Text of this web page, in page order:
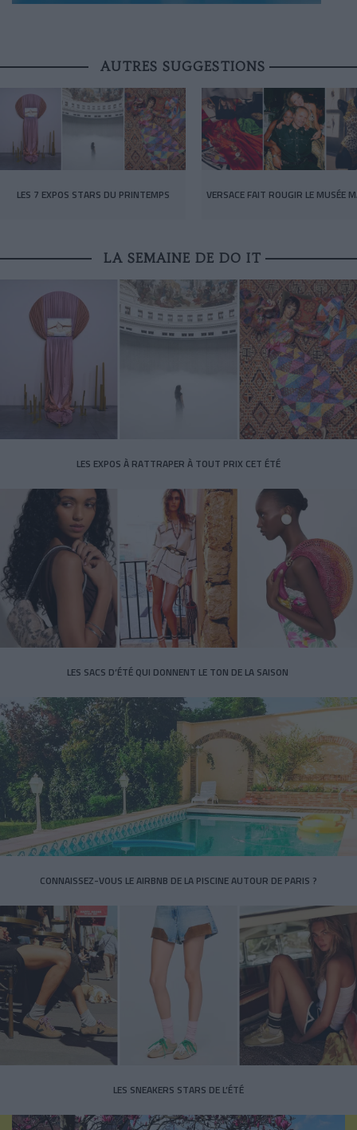
AUTRES SUGGESTIONS
LES 7 EXPOS STARS DU PRINTEMPS VERSACE FAIT ROUGIR LE MUSÉE
LA SEMAINE DE DO IT
LES EXPOS À RATTRAPER À TOUT PRIX CET ÉTÉ
LES SACS D’ÉTÉ QUI DONNENT LE TON DE LA SAISON
CONNAISSEZ-VOUS LE AIRBNB DE LA PISCINE AUTOUR DE PARIS ?
LES SNEAKERS STARS DE L’ÉTÉ